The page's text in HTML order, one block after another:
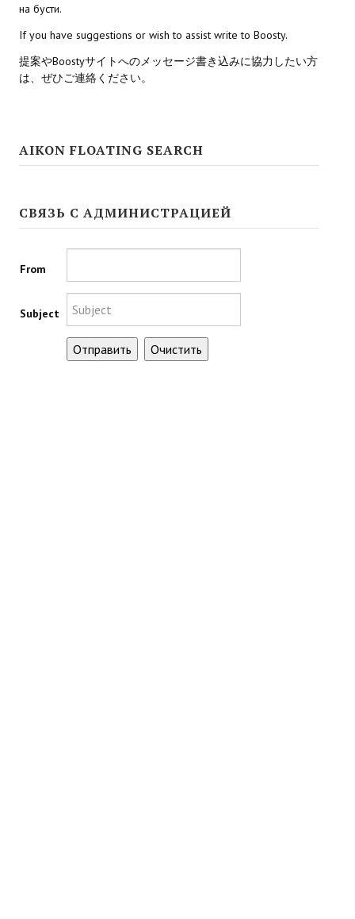
Doom 3 Remaster Fan Edition
X2 - The Threat Remaster Fan Edition
Quake III Arena Remaster Fan Edition
Aliens versus Predator 1 Remaster Fan Edition
Age of Pirates: Caribbean Tales Remaster Fan Edition
Sea Dogs - City of Abandoned Ships Remaster Fan Edition
Sea Dogs Remaster Fan Edition
на бусти.
If you have suggestions or wish to assist write to Boosty.
提案やBoostyサイトへのメッセージ書き込みに協力したい方
は、ぜひご連絡ください。
AIKON FLOATING SEARCH
СВЯЗЬ С АДМИНИСТРАЦИЕЙ
From
Subject